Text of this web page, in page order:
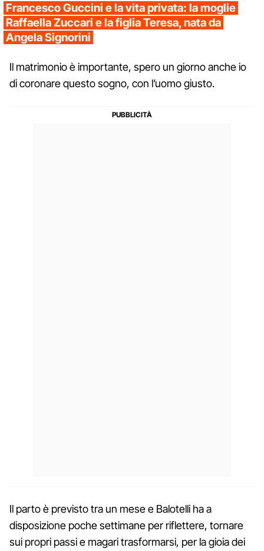
Francesco Guccini e la vita privata: la moglie
Raffaella Zuccari e la figlia Teresa, nata da
Angela Signorini
Il matrimonio è importante, spero un giorno anche io
di coronare questo sogno, con l’uomo giusto.
Il parto è previsto tra un mese e Balotelli ha a
disposizione poche settimane per riflettere, tornare
sui propri passi e magari trasformarsi, per la gioia dei